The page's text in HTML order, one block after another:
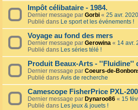
Impôt célibataire - 1984.
Dernier message par Gorbi « 25 avr.
Publié dans Le sport et les événements !
Voyage au fond des mers
Dernier message par Gerowina « 14 avr.
Publié dans Les séries télé !
Produit Beaux-Arts - ''Fluidine''
Dernier message par Coeurs-de-
Publié dans Avis de recherche
Camescope FisherPrice PXL-
Dernier message par Dynaroo86 « 15
Publié dans Les jeux & jouets !